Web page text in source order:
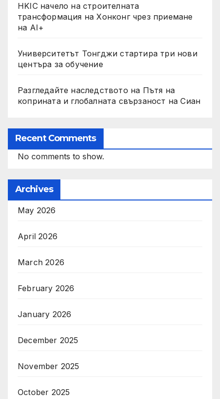
HKIC начело на строителната
трансформация на Хонконг чрез приемане
на AI+
Университетът Тонгджи стартира три нови
центъра за обучение
Разгледайте наследството на Пътя на
коприната и глобалната свързаност на Сиан
Recent Comments
No comments to show.
Archives
May 2026
April 2026
March 2026
February 2026
January 2026
December 2025
November 2025
October 2025